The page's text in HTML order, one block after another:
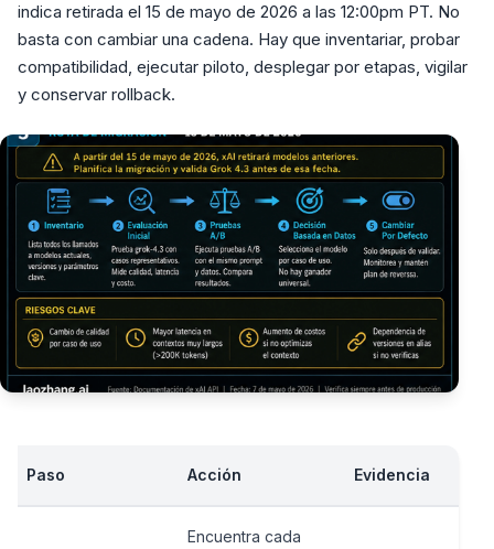
indica retirada el 15 de mayo de 2026 a las 12:00pm PT. No
basta con cambiar una cadena. Hay que inventariar, probar
compatibilidad, ejecutar piloto, desplegar por etapas, vigilar
y conservar rollback.
Paso Acción Evidencia
Encuentra cada